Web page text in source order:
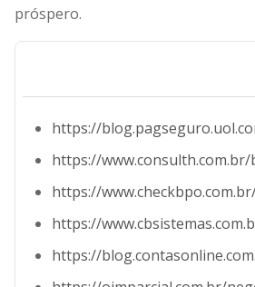
próspero.
https://
https://
https://
https://
https://